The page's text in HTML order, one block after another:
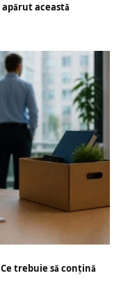
această
trebuie să conțină